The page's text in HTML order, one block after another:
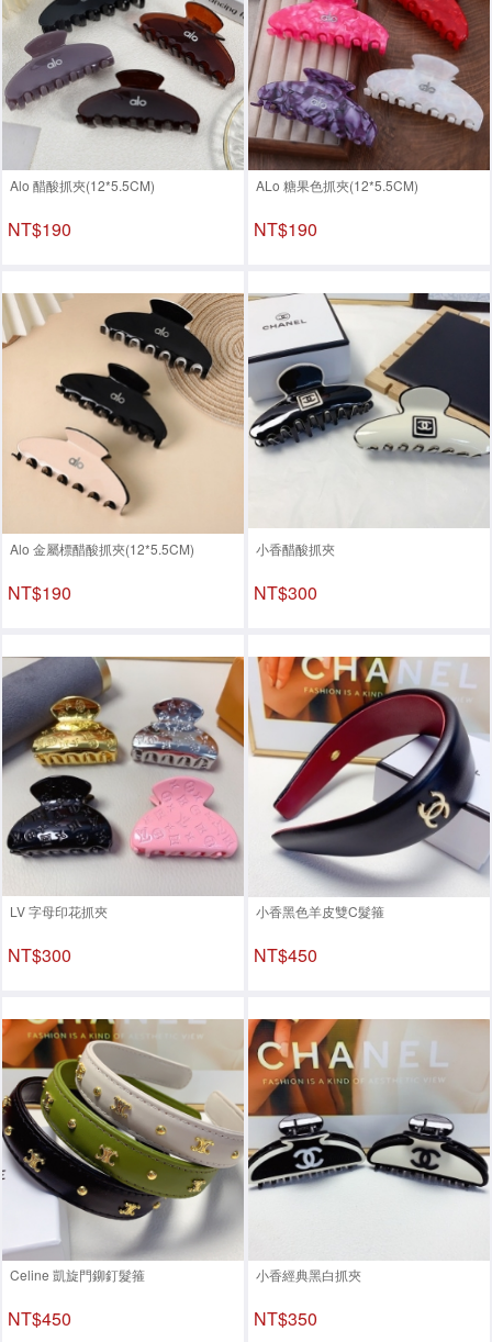
Alo 醋酸抓夾(12*5.5CM)
NT$190
ALo 糖果色抓夾(12*5.5CM)
NT$190
Alo 金屬標醋酸抓夾(12*5.5CM)
NT$190
小香醋酸抓夾
NT$300
LV 字母印花抓夾
NT$300
小香黑色羊皮雙C髮箍
NT$450
Celine 凱旋門鉚釘髮箍
NT$450
小香經典黑白抓夾
NT$350